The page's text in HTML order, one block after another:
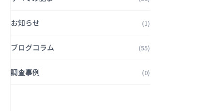
お知らせ (1)
ブログコラム (55)
調査事例 (0)